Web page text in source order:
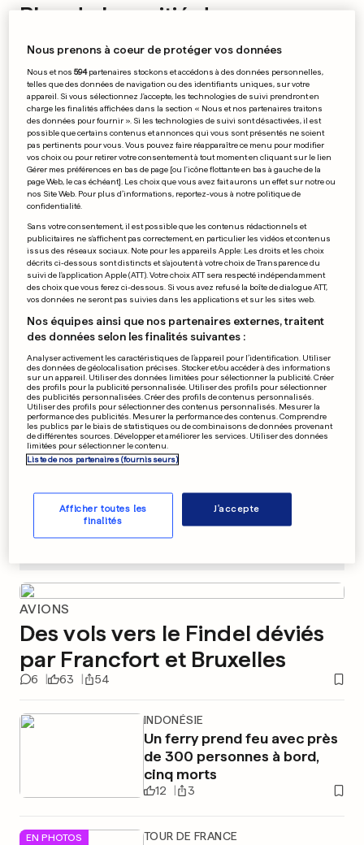
Plus de la moitié des
Américains jugent que Trump
«va trop loin»
61 1
EN PHOTOS MUSIQUE
Le DJ français Martin Solveig
annonce sa retraite
0 19 5
EN PHOTOS TOUR DE FRANCE
Se croyant vainqueur,
Alaphilippe a levé les bras à
l'arrivée
5
PUBLICITÉ
AVIONS
Des vols vers le Findel déviés
par Francfort et Bruxelles
6 63 54
INDONÉSIE
Un ferry prend feu avec près
de 300 personnes à bord,
cinq morts
12 3
EN PHOTOS TOUR DE FRANCE
Nous prenons à coeur de protéger vos données
Nous et nos594partenaires stockons et accédons à des données personnelles,
telles que des données de navigation ou des identifiants uniques, sur votre
appareil. Si vous sélectionnez J'accepte, les technologies de suivi prendront en
charge les finalités affichées dans la section « Nous et nos partenaires traitons
des données pour fournir ». Si les technologies de suivi sont désactivées, il est
possible que certains contenus et annonces qui vous sont présentés ne soient
pas pertinents pour vous. Vous pouvez faire réapparaître ce menu pour modifier
vos choix ou pour retirer votre consentement à tout moment en cliquant sur le lien
Gérer mes préférences en bas de page [ou l'icône flottante en bas à gauche de la
page Web, le cas échéant]. Les choix que vous avez fait aurons un effet sur notre ou
nos Site Web. Pour plus d’informations, reportez-vous à notre politique de
confidentialité.
Sans votre consentement, il est possible que les contenus rédactionnels et
publicitaires ne s'affichent pas correctement, en particulier les vidéos et contenus
issus des réseaux sociaux. Note pour les appareils Apple: Les droits et les choix
décrits ci-dessous sont distincts et s'ajoutent à votre choix de Transparence du
suivi de l'application Apple (ATT). Votre choix ATT sera respecté indépendamment
des choix que vous ferez ci-dessous. Si vous avez refusé la boîte de dialogue ATT,
vos données ne seront pas suivies dans les applications et sur les sites web.
Nos équipes ainsi que nos partenaires externes, traitent
des données selon les finalités suivantes :
Analyser activement les caractéristiques de l’appareil pour l’identification. Utiliser
des données de géolocalisation précises. Stocker et/ou accéder à des informations
sur un appareil. Utiliser des données limitées pour sélectionner la publicité. Créer
des profils pour la publicité personnalisée. Utiliser des profils pour sélectionner
des publicités personnalisées. Créer des profils de contenus personnalisés.
Utiliser des profils pour sélectionner des contenus personnalisés. Mesurer la
performance des publicités. Mesurer la performance des contenus. Comprendre
les publics par le biais de statistiques ou de combinaisons de données provenant
de différentes sources. Développer et améliorer les services. Utiliser des données
limitées pour sélectionner le contenu.
Liste de nos partenaires (fournisseurs)
Afficher toutes les
finalités
J'accepte